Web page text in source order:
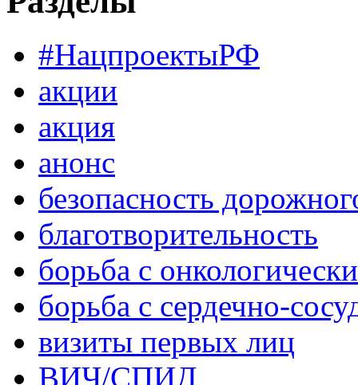
#НацпроектыРФ
акции
акция
анонс
безопасность
благотворительность
борьба с
борьба с сердечно-
визиты первых лиц
ВИЧ/СПИД